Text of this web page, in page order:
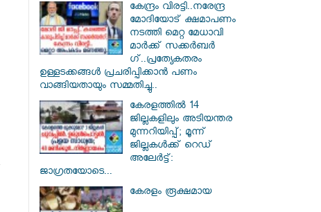
കേന്ദ്രം വിരട്ടി..നരേന്ദ്ര
മോദിയോട് ക്ഷമാപണം
നടത്തി മെറ്റ മേധാവി
മാർക്ക് സക്കർബർ​
ഗ്..പ്രത്യേകതരം
ഉള്ളടക്കങ്ങൾ പ്രചരിപ്പിക്കാൻ പണം
വാങ്ങിയതായും സമ്മതിച്ചു..
കേരളത്തിൽ 14
ജില്ലകളിലും അടിയന്തര
മുന്നറിയിപ്പ്; മൂന്ന്
ജില്ലകൾക്ക് റെഡ്
അലേർട്ട്:
ജാഗ്രതയോടെ...
കേരളം രൂക്ഷമായ